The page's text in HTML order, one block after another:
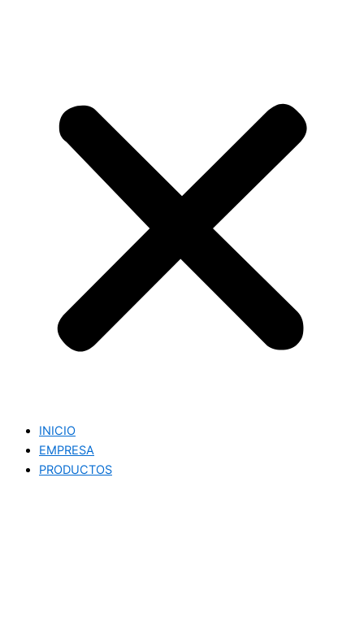
INICIO
EMPRESA
PRODUCTOS